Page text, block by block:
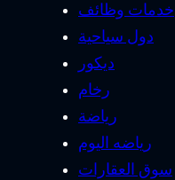
خدمات وظائف
دول سياحية
ديكور
رخام
رياضة
رياضه اليوم
سوق العقارات